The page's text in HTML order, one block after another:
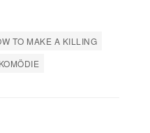
TO MAKE A KILLING